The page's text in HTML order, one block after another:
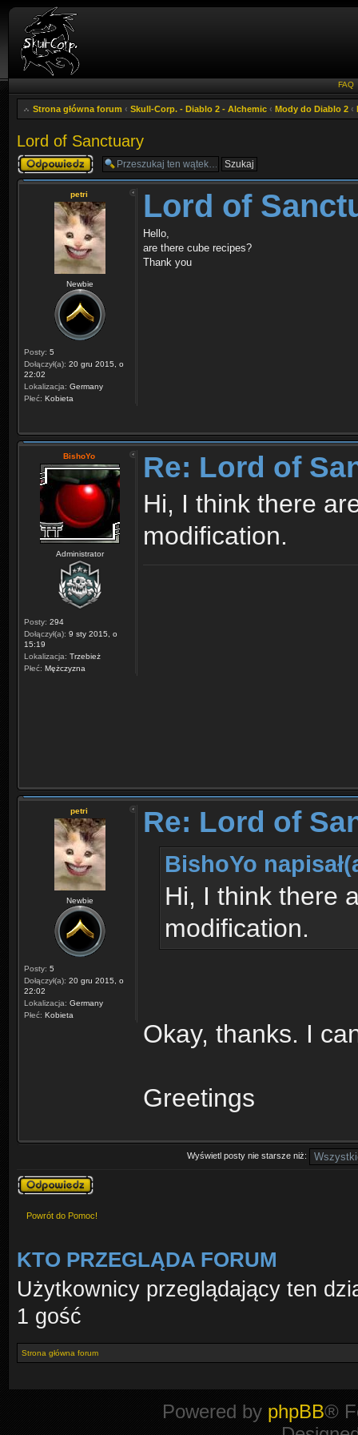
FAQ
Strona główna forum ‹ Skull-Corp. - Diablo 2 - Alchemic ‹ Mody do Diablo 2 ‹
Lord of Sanctuary
Odpowiedz
petri
Newbie
Posty: 5
Dołączył(a): 20 gru 2015, o
22:02
Lokalizacja: Germany
Płeć: Kobieta
Lord of
Hello,
are there cube recipes?
Thank you
BishoYo
Administrator
Posty: 294
Dołączył(a): 9 sty 2015, o
15:19
Lokalizacja: Trzebież
Płeć: Mężczyzna
Re: Lord of
Hi, I think there
modification.
petri
Newbie
Posty: 5
Dołączył(a): 20 gru 2015, o
22:02
Lokalizacja: Germany
Płeć: Kobieta
Re: Lord of
BishoYo
Hi, I think there
modification.
Okay, thanks. I
Greetings
Wyświetl posty nie starsze niż:
Odpowiedz
Powrót do Pomoc!
KTO PRZEGLĄDA FORUM
Użytkownicy przeglądający ten
1 gość
Strona główna forum
Powered by phpBB®